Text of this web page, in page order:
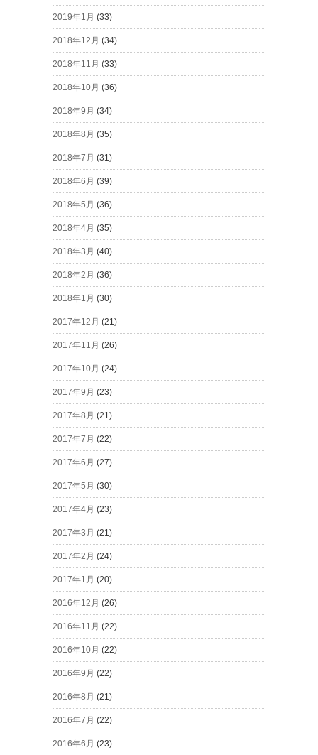
2019年1月 (33)
2018年12月 (34)
2018年11月 (33)
2018年10月 (36)
2018年9月 (34)
2018年8月 (35)
2018年7月 (31)
2018年6月 (39)
2018年5月 (36)
2018年4月 (35)
2018年3月 (40)
2018年2月 (36)
2018年1月 (30)
2017年12月 (21)
2017年11月 (26)
2017年10月 (24)
2017年9月 (23)
2017年8月 (21)
2017年7月 (22)
2017年6月 (27)
2017年5月 (30)
2017年4月 (23)
2017年3月 (21)
2017年2月 (24)
2017年1月 (20)
2016年12月 (26)
2016年11月 (22)
2016年10月 (22)
2016年9月 (22)
2016年8月 (21)
2016年7月 (22)
2016年6月 (23)